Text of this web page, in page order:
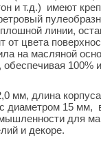
и т.д.) имеют
линии,
от цвета
на масляной
100%
мм, длина
диаметром 15 мм,
для
и декоре.